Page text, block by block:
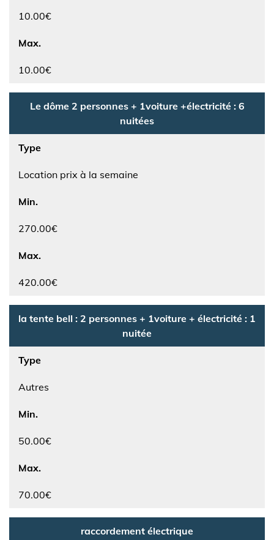
10.00€
Max.
10.00€
Le dôme 2 personnes + 1voiture +électricité : 6
nuitées
Type
Location prix à la semaine
Min.
270.00€
Max.
420.00€
la tente bell : 2 personnes + 1voiture + électricité : 1
nuitée
Type
Autres
Min.
50.00€
Max.
70.00€
raccordement électrique